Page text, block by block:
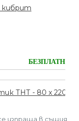
кибрит
БЕЗПЛАТНО
ТНТ - 80 х 220
изпраща в същия